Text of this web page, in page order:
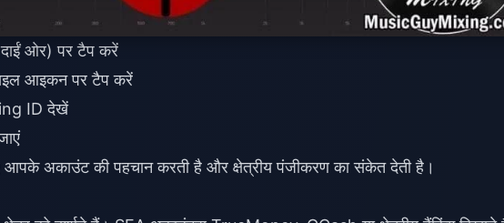
ओर) पर टैप करें
आइकन पर टैप करें
ID देखें
अकाउंट की पहचान करती है और क्षेत्रीय पंजीकरण का संकेत देती है।